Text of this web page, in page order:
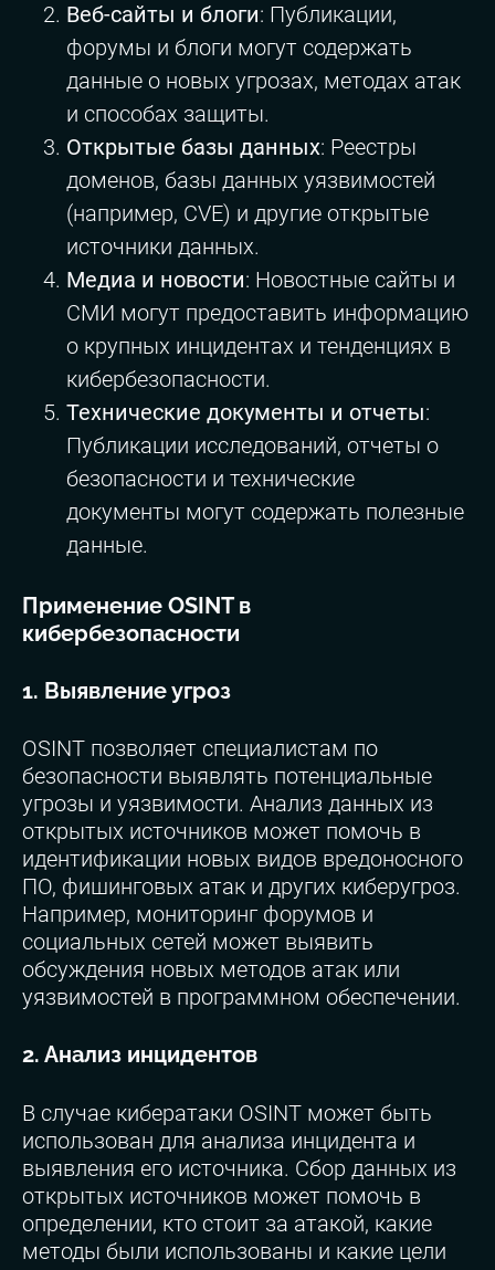
Веб-сайты и блоги: Публикации,
форумы и блоги могут содержать
данные о новых угрозах, методах атак
и способах защиты.
Открытые базы данных: Реестры
доменов, базы данных уязвимостей
(например, CVE) и другие открытые
источники данных.
Медиа и новости: Новостные сайты и
СМИ могут предоставить информацию
о крупных инцидентах и тенденциях в
кибербезопасности.
Технические документы и отчеты:
Публикации исследований, отчеты о
безопасности и технические
документы могут содержать полезные
данные.
Применение OSINT в
кибербезопасности
1. Выявление угроз
OSINT позволяет специалистам по
безопасности выявлять потенциальные
угрозы и уязвимости. Анализ данных из
открытых источников может помочь в
идентификации новых видов вредоносного
ПО, фишинговых атак и других киберугроз.
Например, мониторинг форумов и
социальных сетей может выявить
обсуждения новых методов атак или
уязвимостей в программном обеспечении.
2. Анализ инцидентов
В случае кибератаки OSINT может быть
использован для анализа инцидента и
выявления его источника. Сбор данных из
открытых источников может помочь в
определении, кто стоит за атакой, какие
методы были использованы и какие цели